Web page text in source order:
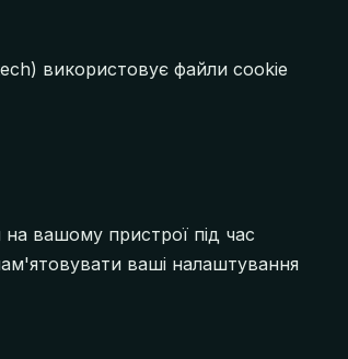
використовує файли cookie
на вашому пристрої під час
ваші налаштування